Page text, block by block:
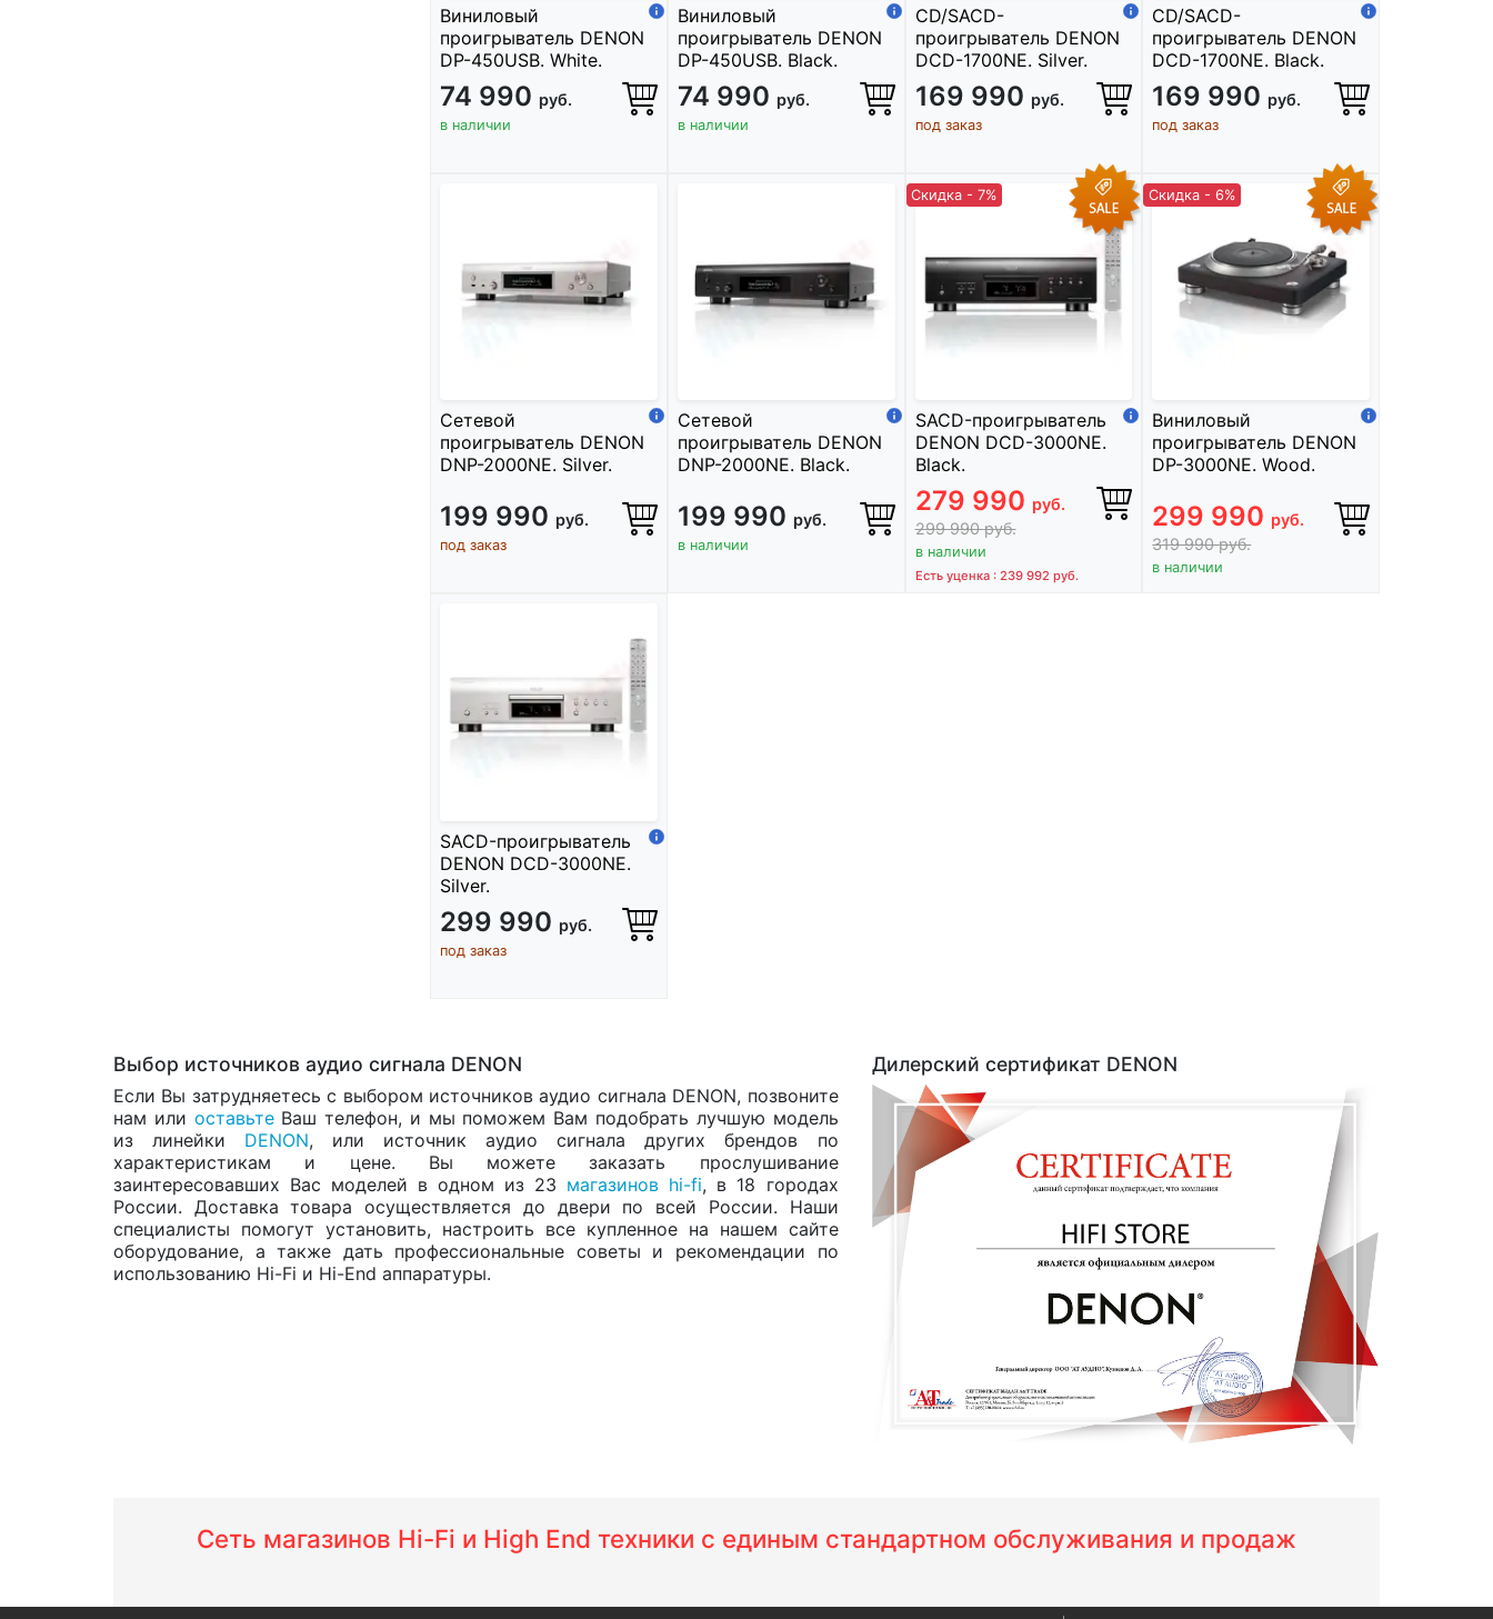
Виниловый
проигрыватель DENON
DP-450USB. White.
74 990 руб.
в наличии
Виниловый
проигрыватель DENON
DP-450USB. Black.
74 990 руб.
в наличии
CD/SACD-
проигрыватель DENON
DCD-1700NE. Silver.
169 990 руб.
под заказ
CD/SACD-
проигрыватель DENON
DCD-1700NE. Black.
169 990 руб.
под заказ
Сетевой
проигрыватель DENON
DNP-2000NE. Silver.
199 990 руб.
под заказ
Сетевой
проигрыватель DENON
DNP-2000NE. Black.
199 990 руб.
в наличии
Скидка - 7%
SACD-проигрыватель
DENON DCD-3000NE.
Black.
279 990 руб.
299 990руб.
в наличии
Есть уценка : 239 992 руб.
Скидка - 6%
Виниловый
проигрыватель DENON
DP-3000NE. Wood.
299 990 руб.
319 990руб.
в наличии
SACD-проигрыватель
DENON DCD-3000NE.
Silver.
299 990 руб.
под заказ
Выбор источников аудио сигнала DENON
Если Вы затрудняетесь с выбором источников аудио сигнала DENON, позвоните
нам или оставьтеВаш телефон, и мы поможем Вам подобрать лучшую модель
из линейки DENON, или источник аудио сигнала других брендов по
характеристикам и цене. Вы можете заказать прослушивание
заинтересовавших Вас моделей в одном из 23 магазинов hi-fi, в 18 городах
России. Доставка товара осуществляется до двери по всей России. Наши
специалисты помогут установить, настроить все купленное на нашем сайте
оборудование, а также дать профессиональные советы и рекомендации по
использованию Hi-Fi и Hi-End аппаратуры.
Дилерский сертификат DENON
Сеть магазинов Hi-Fi и High End техники с единым стандартном обслуживания и продаж